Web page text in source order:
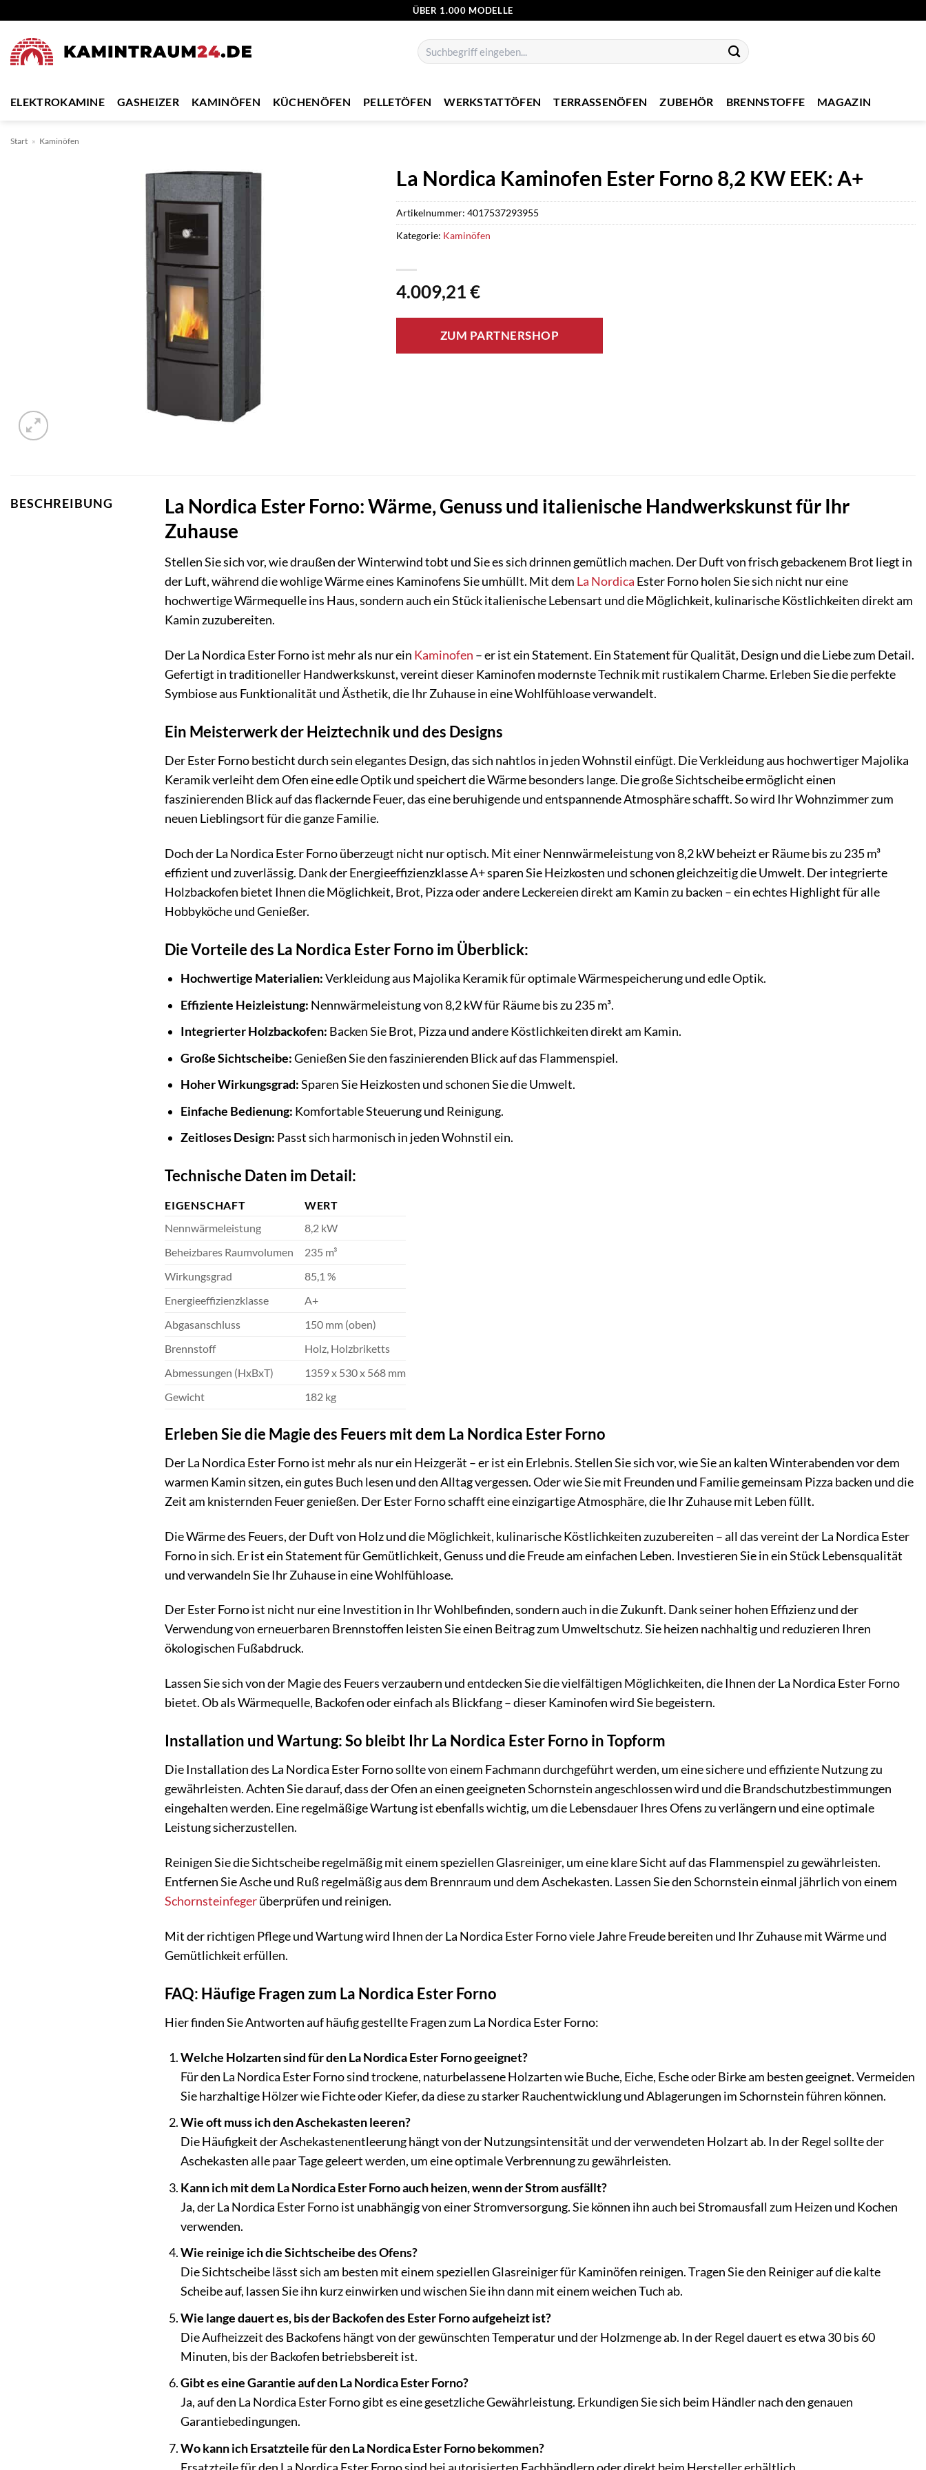
springen
ÜBER 1.000 MODELLE
Suchen
nach:
ELEKTROKAMINE GASHEIZER KAMINÖFEN KÜCHENÖFEN PELLETÖFEN WERKSTATTÖFEN TERRASSENÖFEN ZUBEHÖR BRENNSTOFFE MAGAZIN
Start » Kaminöfen
La Nordica Kaminofen Ester Forno 8,2 KW EEK: A+
4.009,21€
ZUM PARTNERSHOP
Artikelnummer: 4017537293955
Kategorie: Kaminöfen
BESCHREIBUNG
La Nordica Ester Forno: Wärme, Genuss und italienische Handwerkskunst für Ihr
Zuhause
Stellen Sie sich vor, wie draußen der Winterwind tobt und Sie es sich drinnen gemütlich machen. Der Duft von frisch gebackenem Brot liegt in
der Luft, während die wohlige Wärme eines Kaminofens Sie umhüllt. Mit dem La Nordica Ester Forno holen Sie sich nicht nur eine
hochwertige Wärmequelle ins Haus, sondern auch ein Stück italienische Lebensart und die Möglichkeit, kulinarische Köstlichkeiten direkt am
Kamin zuzubereiten.
Der La Nordica Ester Forno ist mehr als nur ein Kaminofen – er ist ein Statement. Ein Statement für Qualität, Design und die Liebe zum Detail.
Gefertigt in traditioneller Handwerkskunst, vereint dieser Kaminofen modernste Technik mit rustikalem Charme. Erleben Sie die perfekte
Symbiose aus Funktionalität und Ästhetik, die Ihr Zuhause in eine Wohlfühloase verwandelt.
Ein Meisterwerk der Heiztechnik und des Designs
Der Ester Forno besticht durch sein elegantes Design, das sich nahtlos in jeden Wohnstil einfügt. Die Verkleidung aus hochwertiger Majolika
Keramik verleiht dem Ofen eine edle Optik und speichert die Wärme besonders lange. Die große Sichtscheibe ermöglicht einen
faszinierenden Blick auf das flackernde Feuer, das eine beruhigende und entspannende Atmosphäre schafft. So wird Ihr Wohnzimmer zum
neuen Lieblingsort für die ganze Familie.
Doch der La Nordica Ester Forno überzeugt nicht nur optisch. Mit einer Nennwärmeleistung von 8,2 kW beheizt er Räume bis zu 235 m³
effizient und zuverlässig. Dank der Energieeffizienzklasse A+ sparen Sie Heizkosten und schonen gleichzeitig die Umwelt. Der integrierte
Holzbackofen bietet Ihnen die Möglichkeit, Brot, Pizza oder andere Leckereien direkt am Kamin zu backen – ein echtes Highlight für alle
Hobbyköche und Genießer.
Die Vorteile des La Nordica Ester Forno im Überblick:
Hochwertige Materialien:Verkleidung aus Majolika Keramik für optimale Wärmespeicherung und edle Optik.
Effiziente Heizleistung: Nennwärmeleistung von 8,2 kW für Räume bis zu 235 m³.
Integrierter Holzbackofen: Backen Sie Brot, Pizza und andere Köstlichkeiten direkt am Kamin.
Große Sichtscheibe:Genießen Sie den faszinierenden Blick auf das Flammenspiel.
Hoher Wirkungsgrad:Sparen Sie Heizkosten und schonen Sie die Umwelt.
Einfache Bedienung: Komfortable Steuerung und Reinigung.
Zeitloses Design: Passt sich harmonisch in jeden Wohnstil ein.
Technische Daten im Detail:
EIGENSCHAFT
WERT
Nennwärmeleistung
8,2 kW
Beheizbares Raumvolumen
235 m³
Wirkungsgrad
85,1 %
Energieeffizienzklasse
A+
Abgasanschluss
150 mm (oben)
Brennstoff
Holz, Holzbriketts
Abmessungen (HxBxT)
1359 x 530 x 568 mm
Gewicht
182 kg
Erleben Sie die Magie des Feuers mit dem La Nordica Ester Forno
Der La Nordica Ester Forno ist mehr als nur ein Heizgerät – er ist ein Erlebnis. Stellen Sie sich vor, wie Sie an kalten Winterabenden vor dem
warmen Kamin sitzen, ein gutes Buch lesen und den Alltag vergessen. Oder wie Sie mit Freunden und Familie gemeinsam Pizza backen und die
Zeit am knisternden Feuer genießen. Der Ester Forno schafft eine einzigartige Atmosphäre, die Ihr Zuhause mit Leben füllt.
Die Wärme des Feuers, der Duft von Holz und die Möglichkeit, kulinarische Köstlichkeiten zuzubereiten – all das vereint der La Nordica Ester
Forno in sich. Er ist ein Statement für Gemütlichkeit, Genuss und die Freude am einfachen Leben. Investieren Sie in ein Stück Lebensqualität
und verwandeln Sie Ihr Zuhause in eine Wohlfühloase.
Der Ester Forno ist nicht nur eine Investition in Ihr Wohlbefinden, sondern auch in die Zukunft. Dank seiner hohen Effizienz und der
Verwendung von erneuerbaren Brennstoffen leisten Sie einen Beitrag zum Umweltschutz. Sie heizen nachhaltig und reduzieren Ihren
ökologischen Fußabdruck.
Lassen Sie sich von der Magie des Feuers verzaubern und entdecken Sie die vielfältigen Möglichkeiten, die Ihnen der La Nordica Ester Forno
bietet. Ob als Wärmequelle, Backofen oder einfach als Blickfang – dieser Kaminofen wird Sie begeistern.
Installation und Wartung: So bleibt Ihr La Nordica Ester Forno in Topform
Die Installation des La Nordica Ester Forno sollte von einem Fachmann durchgeführt werden, um eine sichere und effiziente Nutzung zu
gewährleisten. Achten Sie darauf, dass der Ofen an einen geeigneten Schornstein angeschlossen wird und die Brandschutzbestimmungen
eingehalten werden. Eine regelmäßige Wartung ist ebenfalls wichtig, um die Lebensdauer Ihres Ofens zu verlängern und eine optimale
Leistung sicherzustellen.
Reinigen Sie die Sichtscheibe regelmäßig mit einem speziellen Glasreiniger, um eine klare Sicht auf das Flammenspiel zu gewährleisten.
Entfernen Sie Asche und Ruß regelmäßig aus dem Brennraum und dem Aschekasten. Lassen Sie den Schornstein einmal jährlich von einem
Schornsteinfegerüberprüfen und reinigen.
Mit der richtigen Pflege und Wartung wird Ihnen der La Nordica Ester Forno viele Jahre Freude bereiten und Ihr Zuhause mit Wärme und
Gemütlichkeit erfüllen.
FAQ: Häufige Fragen zum La Nordica Ester Forno
Hier finden Sie Antworten auf häufig gestellte Fragen zum La Nordica Ester Forno:
Welche Holzarten sind für den La Nordica Ester Forno geeignet?
Für den La Nordica Ester Forno sind trockene, naturbelassene Holzarten wie Buche, Eiche, Esche oder Birke am besten geeignet. Vermeiden
Sie harzhaltige Hölzer wie Fichte oder Kiefer, da diese zu starker Rauchentwicklung und Ablagerungen im Schornstein führen können.
Wie oft muss ich den Aschekasten leeren?
Die Häufigkeit der Aschekastenentleerung hängt von der Nutzungsintensität und der verwendeten Holzart ab. In der Regel sollte der
Aschekasten alle paar Tage geleert werden, um eine optimale Verbrennung zu gewährleisten.
Kann ich mit dem La Nordica Ester Forno auch heizen, wenn der Strom ausfällt?
Ja, der La Nordica Ester Forno ist unabhängig von einer Stromversorgung. Sie können ihn auch bei Stromausfall zum Heizen und Kochen
verwenden.
Wie reinige ich die Sichtscheibe des Ofens?
Die Sichtscheibe lässt sich am besten mit einem speziellen Glasreiniger für Kaminöfen reinigen. Tragen Sie den Reiniger auf die kalte
Scheibe auf, lassen Sie ihn kurz einwirken und wischen Sie ihn dann mit einem weichen Tuch ab.
Wie lange dauert es, bis der Backofen des Ester Forno aufgeheizt ist?
Die Aufheizzeit des Backofens hängt von der gewünschten Temperatur und der Holzmenge ab. In der Regel dauert es etwa 30 bis 60
Minuten, bis der Backofen betriebsbereit ist.
Gibt es eine Garantie auf den La Nordica Ester Forno?
Ja, auf den La Nordica Ester Forno gibt es eine gesetzliche Gewährleistung. Erkundigen Sie sich beim Händler nach den genauen
Garantiebedingungen.
Wo kann ich Ersatzteile für den La Nordica Ester Forno bekommen?